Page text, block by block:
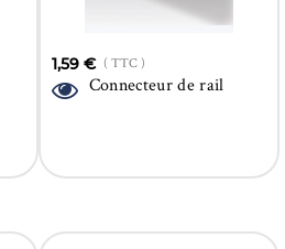
1,59 € ( TTC )
Connecteur de rail